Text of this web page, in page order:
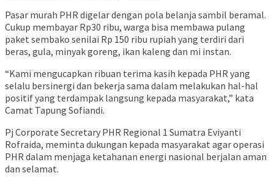
Pasar murah PHR digelar dengan pola belanja sambil beramal.
Cukup membayar Rp30 ribu, warga bisa membawa pulang
paket sembako senilai Rp 150 ribu rupiah yang terdiri dari
beras, gula, minyak goreng, ikan kaleng dan mi instan.
“Kami mengucapkan ribuan terima kasih kepada PHR yang
selalu bersinergi dan bekerja sama dalam melakukan hal-hal
positif yang terdampak langsung kepada masyarakat,” kata
Camat Tapung Sofiandi.
Pj Corporate Secretary PHR Regional 1 Sumatra Eviyanti
Rofraida, meminta dukungan kepada masyarakat agar operasi
PHR dalam menjaga ketahanan energi nasional berjalan aman
dan selamat.